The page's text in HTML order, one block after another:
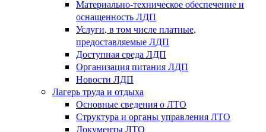
Материально-техническое обеспечение и
оснащенность ЛДП
Услуги, в том числе платные,
предоставляемые ЛДП
Доступная среда ЛДП
Организация питания ЛДП
Новости ЛДП
Лагерь труда и отдыха
Основные сведения о ЛТО
Структура и органы управления ЛТО
Документы ЛТО